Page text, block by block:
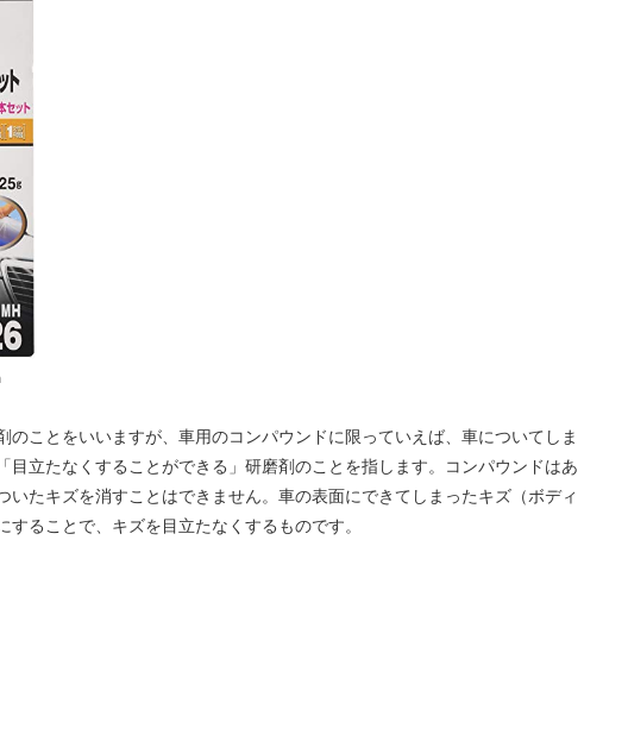
のことをいいますが、車用のコンパウンドに限っていえば、車についてしま
目立たなくすることができる」研磨剤のことを指します。コンパウンドはあ
いたキズを消すことはできません。車の表面にできてしまったキズ（ボディ
ることで、キズを目立たなくするものです。